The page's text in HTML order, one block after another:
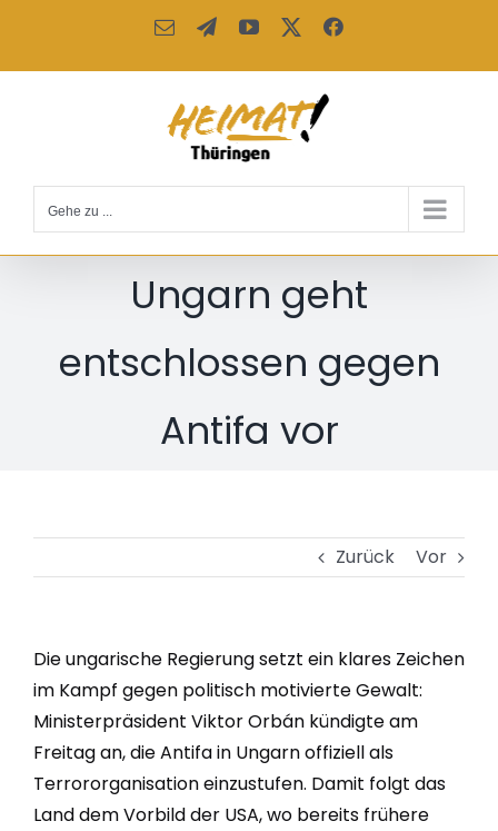
springen
E-
TelegramYouTube Facebook
Gehe zu ...
Ungarn geht
entschlossen gegen
Antifa vor
Zurück Vor
Die ungarische Regierung setzt ein klares Zeichen
im Kampf gegen politisch motivierte Gewalt:
Ministerpräsident Viktor Orbán kündigte am
Freitag an, die Antifa in Ungarn offiziell als
Terrororganisation einzustufen. Damit folgt das
Land dem Vorbild der USA, wo bereits frühere